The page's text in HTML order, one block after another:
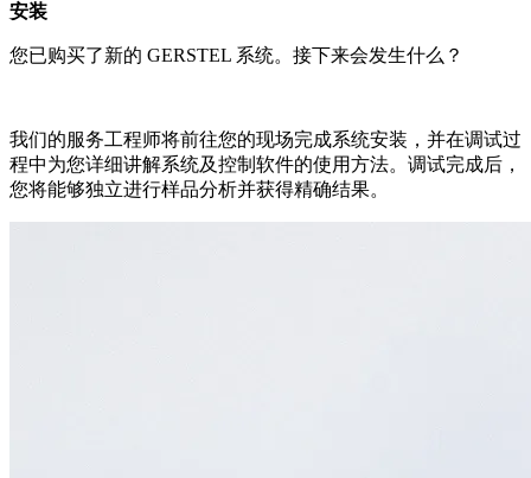
安装
您已购买了新的 GERSTEL 系统。接下来会发生什么？
我们的服务工程师将前往您的现场完成系统安装，并在调试过
程中为您详细讲解系统及控制软件的使用方法。调试完成后，
您将能够独立进行样品分析并获得精确结果。